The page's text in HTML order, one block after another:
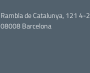
Rambla de Catalunya, 121 4-2
08008 Barcelona